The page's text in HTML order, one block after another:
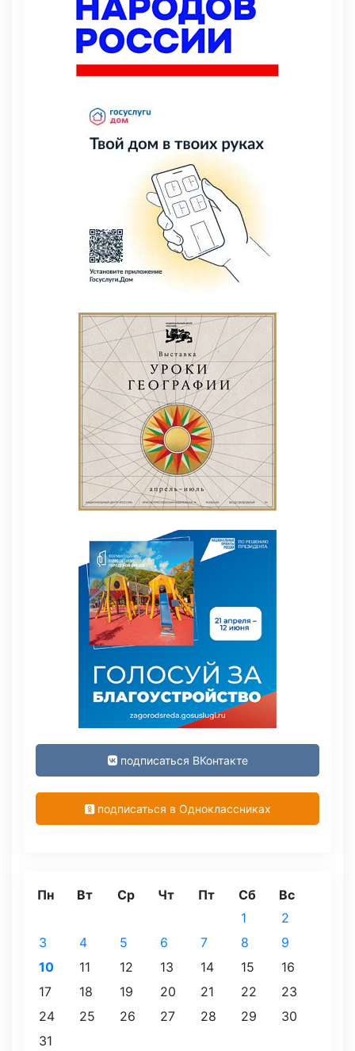
подписаться ВКонтакте
подписаться в Одноклассниках
Пн Вт Ср Чт Пт Сб
Вс
1
2
3
4 5 6 7 8
9
10
11 12 13 14 15
16
17
18 19 20 21 22
23
24
25 26 27 28 29
30
31